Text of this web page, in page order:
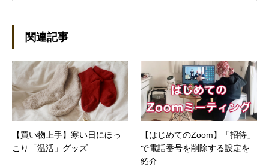
制作。プライベートでは、井上円了哲学塾の第
一期修了生として「哲学カフェ＠神保町」の世
話人、2020年以降は「なごテツ」のオンライン
カフェの世話人を務める。趣味は考えること。
関連記事
【買い物上手】寒い日にほっ
こり「温活」グッズ
【はじめてのZoom】「招待」
で電話番号を削除する設定を
紹介